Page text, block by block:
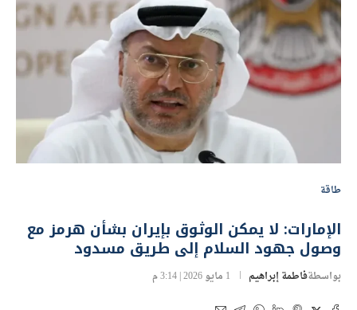
طاقة
الإمارات: لا يمكن الوثوق بإيران بشأن هرمز مع
وصول جهود السلام إلى طريق مسدود
بواسطةفاطمة إبراهيم 1 مايو 2026 | 3:14 م